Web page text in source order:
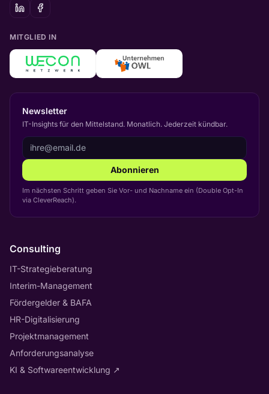
MITGLIED IN
Newsletter
IT-Insights für den Mittelstand. Monatlich. Jederzeit kündbar.
Abonnieren
Im nächsten Schritt geben Sie Vor- und Nachname ein (Double Opt-In
via CleverReach).
Consulting
IT-Strategieberatung
Interim-Management
Fördergelder & BAFA
HR-Digitalisierung
Projektmanagement
Anforderungsanalyse
KI & Softwareentwicklung ↗